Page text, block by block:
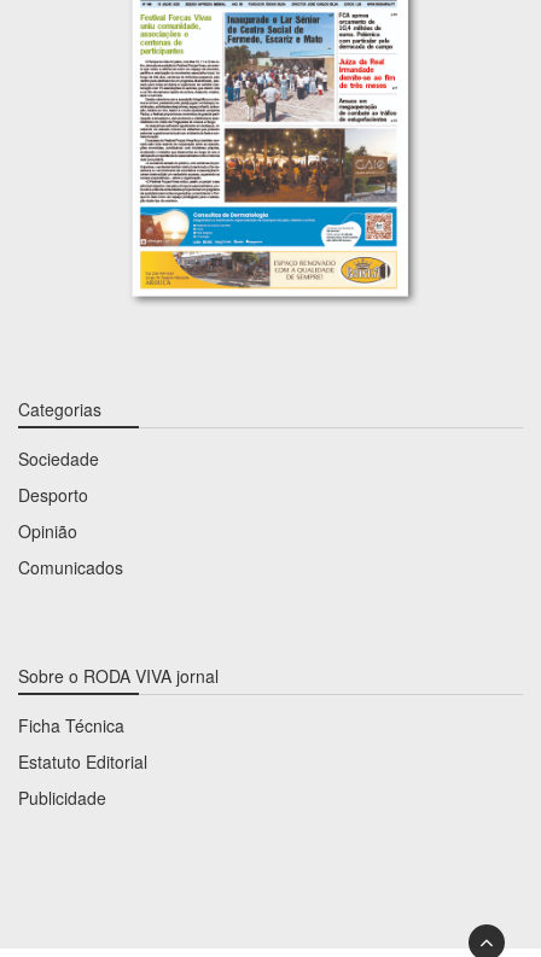
Categorias
Sociedade
Desporto
Opinião
Comunicados
Sobre o RODA VIVA jornal
Ficha Técnica
Estatuto Editorial
Publicidade